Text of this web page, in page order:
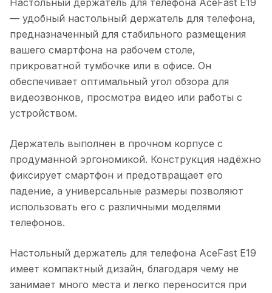
— удобный настольный держатель для телефона,
предназначенный для стабильного размещения
вашего смартфона на рабочем столе,
прикроватной тумбочке или в офисе. Он
обеспечивает оптимальный угол обзора для
видеозвонков, просмотра видео или работы с
устройством.
Держатель выполнен в прочном корпусе с
продуманной эргономикой. Конструкция надёжно
фиксирует смартфон и предотвращает его
падение, а универсальные размеры позволяют
использовать его с различными моделями
телефонов.
Настольный держатель для телефона AceFast E19
имеет компактный дизайн, благодаря чему не
занимает много места и легко переносится при